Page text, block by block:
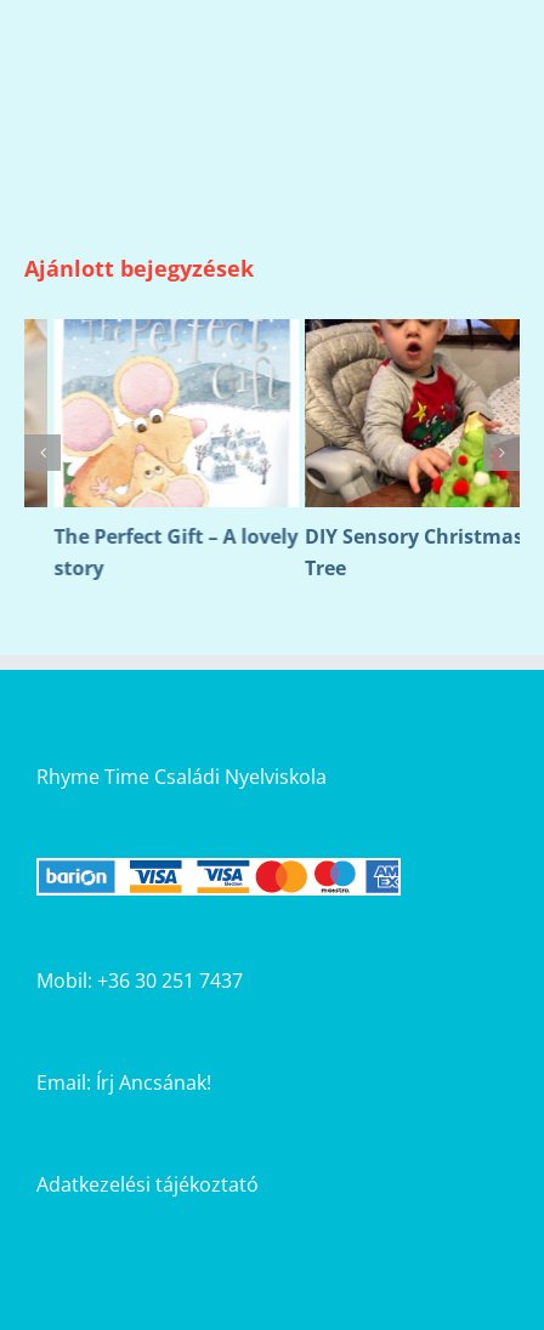
Ajánlott bejegyzések
The Perfect Gift – A lovely
story
DIY Sensory Christmas
Tree
Rhyme Time Családi Nyelviskola
Mobil: +36 30 251 7437
Email: Írj Ancsának!
Adatkezelési tájékoztató